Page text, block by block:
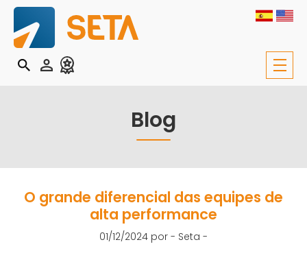
Blog
O grande diferencial das equipes de
alta performance
01/12/2024 por - Seta -